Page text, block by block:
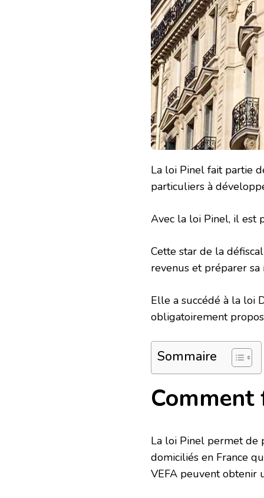
La loi Pinel fait partie
particuliers à
Avec la loi Pinel, il est
Cette star de la
revenus et préparer sa
Elle a succédé à la loi
obligatoirement
Sommaire
La loi Pinel permet de
domiciliés en France
VEFA peuvent obtenir